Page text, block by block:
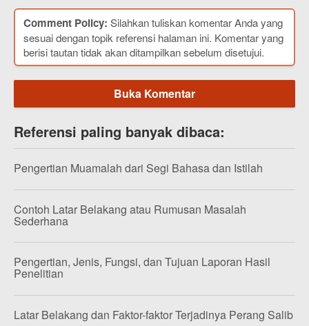
Comment Policy: Silahkan tuliskan komentar Anda yang
sesuai dengan topik referensi halaman ini. Komentar yang
berisi tautan tidak akan ditampilkan sebelum disetujui.
Buka Komentar
Referensi paling banyak dibaca:
Pengertian Muamalah dari Segi Bahasa dan Istilah
Contoh Latar Belakang atau Rumusan Masalah
Sederhana
Pengertian, Jenis, Fungsi, dan Tujuan Laporan Hasil
Penelitian
Latar Belakang dan Faktor-faktor Terjadinya Perang Salib